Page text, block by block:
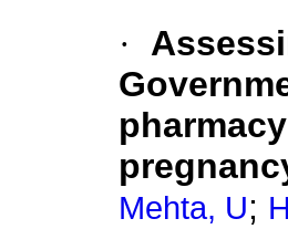
·
Mehta, U;